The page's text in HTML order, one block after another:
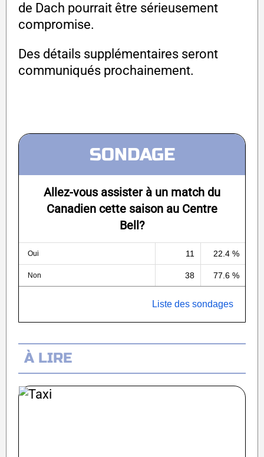
de Dach pourrait être sérieusement
compromise.
Des détails supplémentaires seront
communiqués prochainement.
SONDAGE
Allez-vous assister à un match du
Canadien cette saison au Centre
Bell?
Oui 11 22.4 %
Non 38 77.6 %
Liste des sondages
À LIRE